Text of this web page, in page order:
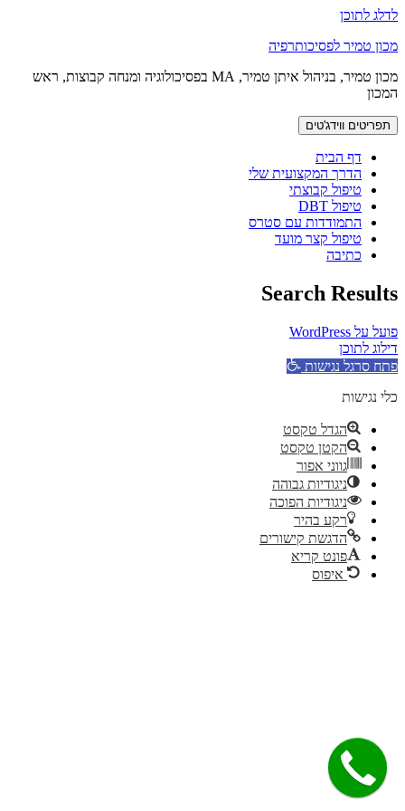
לדלג לתוכן
מכון טמיר לפסיכותרפיה
מכון טמיר, בניהול איתן טמיר, MA בפסיכולוגיה ומנחה קבוצות, ראש
המכון
תפריטים ווידג'טים
דף הבית
הדרך המקצועית שלי
טיפול קבוצתי
טיפול DBT
התמודדות עם סטרס
טיפול קצר מועד
כתיבה
Search Results
פועל על WordPress
דילוג לתוכן
פתח סרגל נגישות
כלי נגישות
הגדל טקסט
הקטן טקסט
גווני אפור
ניגודיות גבוהה
ניגודיות הפוכה
רקע בהיר
הדגשת קישורים
פונט קריא
איפוס